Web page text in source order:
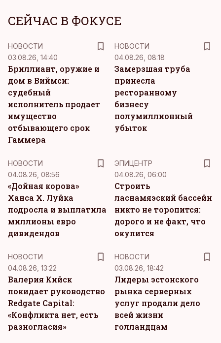
СЕЙЧАС В ФОКУСЕ
НОВОСТИ
03.08.26, 14:40
Бриллиант, оружие и
дом в Виймси:
судебный
исполнитель продает
имущество
отбывающего срок
Гаммера
НОВОСТИ
04.08.26, 08:18
Замерзшая труба
принесла
ресторанному
бизнесу
полумиллионный
убыток
НОВОСТИ
04.08.26, 08:56
«Дойная корова»
Ханса Х. Луйка
подросла и выплатила
миллионы евро
дивидендов
ЭПИЦЕНТР
04.08.26, 06:00
Строить
ласнамяэский бассейн
никто не торопится:
дорого и не факт, что
окупится
НОВОСТИ
04.08.26, 13:22
Валерия Кийск
покидает руководство
Redgate Capital:
«Конфликта нет, есть
разногласия»
НОВОСТИ
03.08.26, 18:42
Лидеры эстонского
рынка серверных
услуг продали дело
всей жизни
голландцам